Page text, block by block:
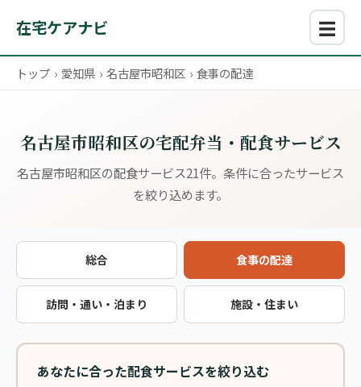
在宅ケアナビ ☰
トップ › 愛知県 › 名古屋市昭和区 › 食事の配達
名古屋市昭和区の宅配弁当・配食サービス
名古屋市昭和区の配食サービス21件。条件に合ったサービス
を絞り込めます。
総合 食事の配達
訪問・通い・泊まり 施設・住まい
あなたに合った配食サービスを絞り込む